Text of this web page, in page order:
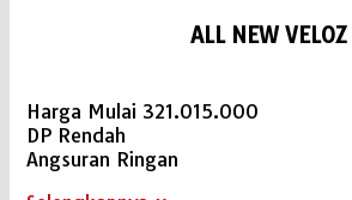
ALL NEW VELOZ
Harga Mulai 321.015.000
DP Rendah
Angsuran Ringan